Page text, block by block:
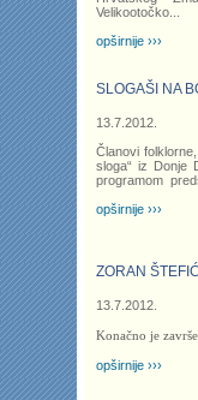
Velikootočko...
opširnije ›››
SLOGAŠI NA
13.7.2012.
Članovi
sloga“ iz Donje
programom
opširnije ›››
ZORAN
13.7.2012.
Konačno je
opširnije ›››